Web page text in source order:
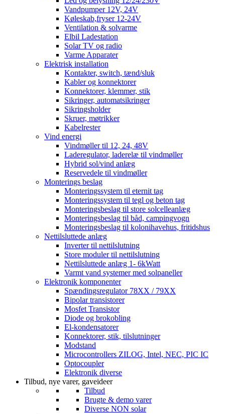
Vandpumper 12V, 24V
Køleskab,fryser 12-24V
Ventilation & solvarme
Elbil Ladestation
Solar TV og radio
Varme Apparater
Elektrisk installation
Kontakter, switch, tænd/sluk
Kabler og konnektorer
Konnektorer, klemmer, stik
Sikringer, automatsikringer
Sikringsholder
Skruer, møtrikker
Kabelrester
Vind energi
Vindmøller til 12, 24, 48V
Laderegulator, laderelæ til vindmøller
Hybrid sol/vind anlæg
Reservedele til vindmøller
Monterings beslag
Monteringssystem til eternit tag
Monteringssystem til tegl og beton tag
Monteringsbeslag til store solcelleanlæg
Monteringsbeslag til båd, campingvogn
Monteringsbeslag til kolonihavehus, fritidshus
Nettilsluttede anlæg
Inverter til nettilslutning
Store moduler til nettilslutning
Nettilsluttede anlæg 1- 6kWatt
Varmt vand systemer med solpaneller
Elektronik komponenter
Spændingsregulator 78XX / 79XX
Bipolar transistorer
Mosfet Transistor
Diode og brokobling
El-kondensatorer
Konnektorer, stik, tilslutninger
Modstand
Microcontrollers ZILOG, Intel, NEC, PIC IC
Optocoupler
Elektronik diverse
Tilbud, nye varer, gaveideer
Tilbud
Brugte & demo varer
Diverse NON solar